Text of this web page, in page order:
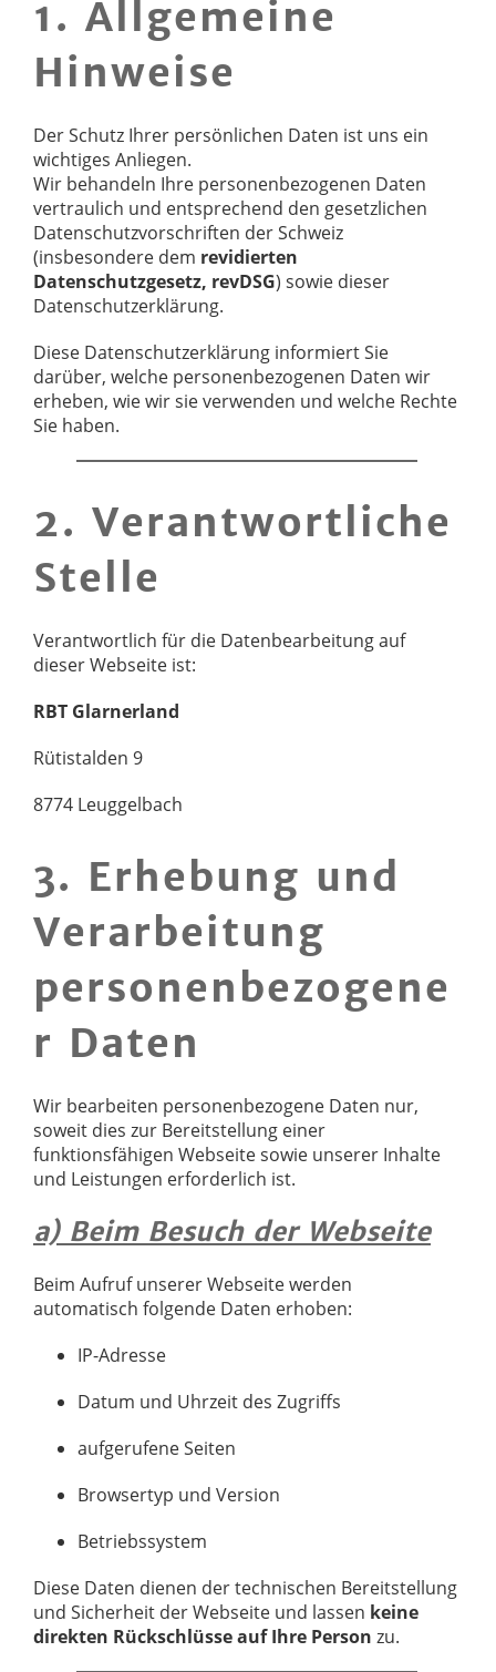
1. Allgemeine
Hinweise
Der Schutz Ihrer persönlichen Daten ist uns ein
wichtiges Anliegen.
Wir behandeln Ihre personenbezogenen Daten
vertraulich und entsprechend den gesetzlichen
Datenschutzvorschriften der Schweiz
(insbesondere dem revidierten
Datenschutzgesetz, revDSG) sowie dieser
Datenschutzerklärung.
Diese Datenschutzerklärung informiert Sie
darüber, welche personenbezogenen Daten wir
erheben, wie wir sie verwenden und welche Rechte
Sie haben.
2. Verantwortliche
Stelle
Verantwortlich für die Datenbearbeitung auf
dieser Webseite ist:
RBT Glarnerland
Rütistalden 9
8774 Leuggelbach
3. Erhebung und
Verarbeitung
personenbezogene
r Daten
Wir bearbeiten personenbezogene Daten nur,
soweit dies zur Bereitstellung einer
funktionsfähigen Webseite sowie unserer Inhalte
und Leistungen erforderlich ist.
a) Beim Besuch der Webseite
Beim Aufruf unserer Webseite werden
automatisch folgende Daten erhoben:
IP-Adresse
Datum und Uhrzeit des Zugriffs
aufgerufene Seiten
Browsertyp und Version
Betriebssystem
Diese Daten dienen der technischen Bereitstellung
und Sicherheit der Webseite und lassen keine
direkten Rückschlüsse auf Ihre Person zu.